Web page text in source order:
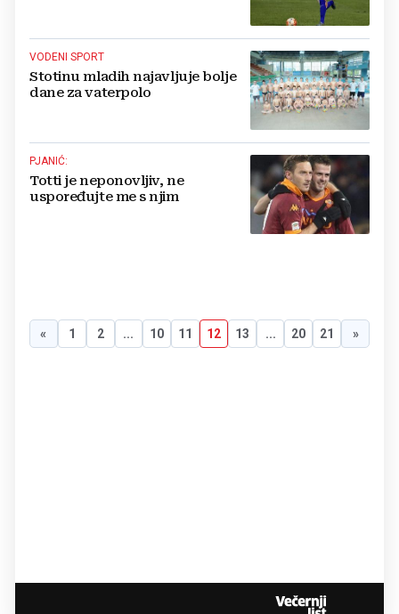
VODENI SPORT
Stotinu mladih najavljuje bolje
dane za vaterpolo
PJANIĆ:
Totti je neponovljiv, ne
uspoređujte me s njim
« 1 2 ... 10 11 12 13 ... 20 21 »